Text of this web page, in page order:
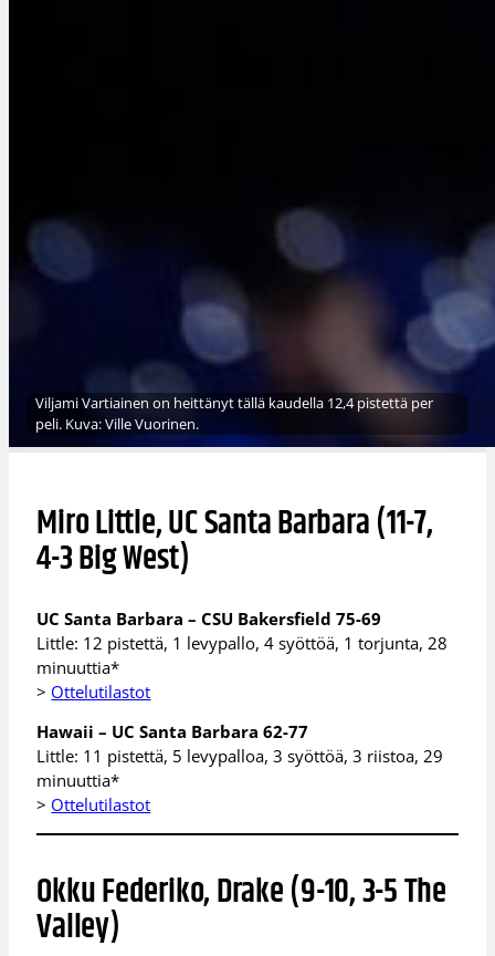
Viljami Vartiainen on heittänyt tällä kaudella 12,4 pistettä per
peli. Kuva: Ville Vuorinen.
Miro Little, UC Santa Barbara (11-7,
4-3 Big West)
UC Santa Barbara – CSU Bakersfield 75-69
Little: 12 pistettä, 1 levypallo, 4 syöttöä, 1 torjunta, 28
minuuttia*
> Ottelutilastot
Hawaii – UC Santa Barbara 62-77
Little: 11 pistettä, 5 levypalloa, 3 syöttöä, 3 riistoa, 29
minuuttia*
> Ottelutilastot
Okku Federiko, Drake (9-10, 3-5 The
Valley)